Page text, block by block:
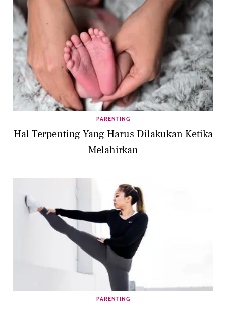
PARENTING
Hal Terpenting Yang Harus Dilakukan Ketika
Melahirkan
PARENTING